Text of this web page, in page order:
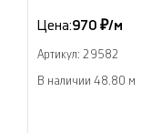
Цена:970 ₽/м
Артикул: 29582
В наличии 48.80 м